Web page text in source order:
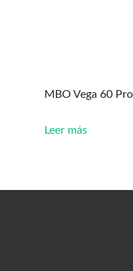
MBO Vega 60
Leer más